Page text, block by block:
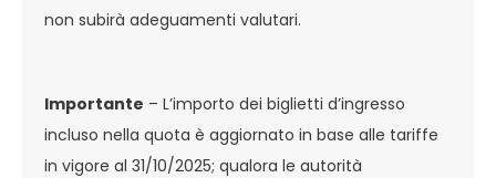
non subirà adeguamenti valutari.
Importante – L’importo dei biglietti d’ingresso
incluso nella quota è aggiornato in base alle tariffe
in vigore al 31/10/2025; qualora le autorità